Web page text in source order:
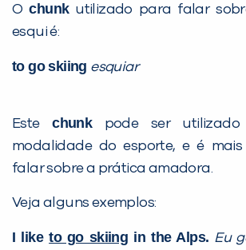
Ochunkutilizado para falar
esqui é:
to go skiing esquiar
Estechunkpode ser utilizado
modalidade do esporte, e é
falar sobre a prática amadora.
Veja alguns exemplos:
I liketo go skiing in the Alps. Eu